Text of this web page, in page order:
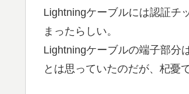
Lightningケーブルには認証チ
まったらしい。
Lightningケーブルの端子部分
とは思っていたのだが、杞憂